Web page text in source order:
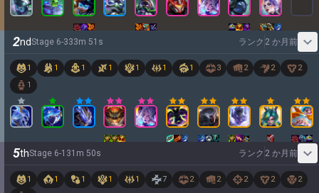
2ndStage 6-333m 51 s ランク 2 か月前
1 1 1 1 1 1 1 3 2 2
2
1
5thStage 6-1 31 m 50s ランク 2 か月前
1 1 1 1 1 7 2 2 2 2
2